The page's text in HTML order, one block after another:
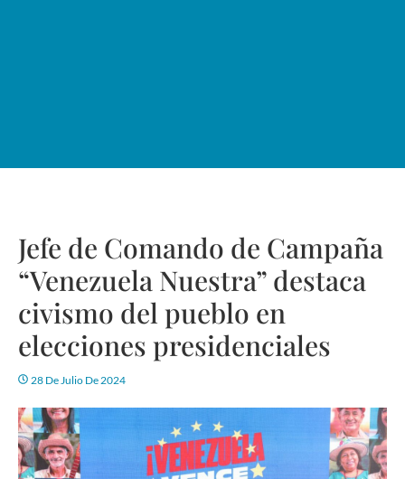
Jefe de Comando de Campaña
“Venezuela Nuestra” destaca
civismo del pueblo en
elecciones presidenciales
28 De Julio De 2024